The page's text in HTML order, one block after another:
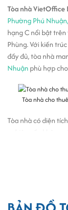
Tòa nhà VietOffice
Phường Phú
hạng C nổi bật
Phùng. Với kiến
đầy đủ, tòa nhà
Nhuận phù hợp
Tòa nhà cho
Tòa nhà có diện
USD/m²/tháng,
bảo chất lượng
nhiên.